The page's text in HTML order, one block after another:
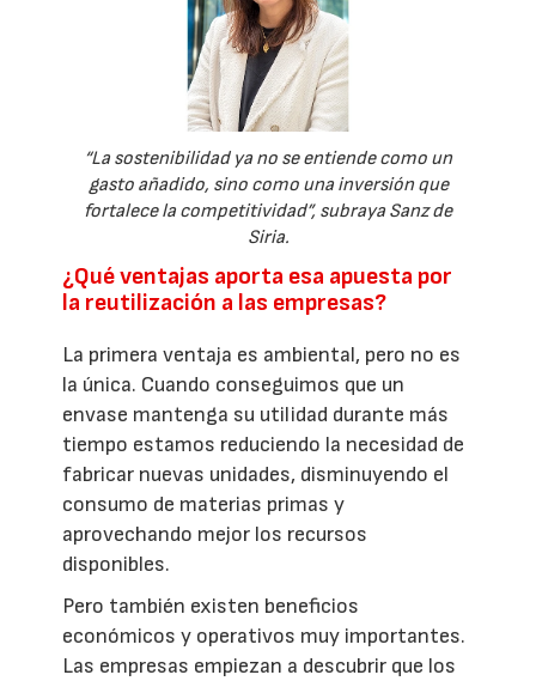
“La sostenibilidad ya no se entiende como un
gasto añadido, sino como una inversión que
fortalece la competitividad”, subraya Sanz de
Siria.
¿Qué ventajas aporta esa apuesta por
la reutilización a las empresas?
La primera ventaja es ambiental, pero no es
la única. Cuando conseguimos que un
envase mantenga su utilidad durante más
tiempo estamos reduciendo la necesidad de
fabricar nuevas unidades, disminuyendo el
consumo de materias primas y
aprovechando mejor los recursos
disponibles.
Pero también existen beneficios
económicos y operativos muy importantes.
Las empresas empiezan a descubrir que los